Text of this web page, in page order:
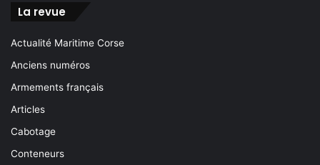
La revue
Actualité Maritime Corse
Anciens numéros
Armements français
Articles
Cabotage
Conteneurs